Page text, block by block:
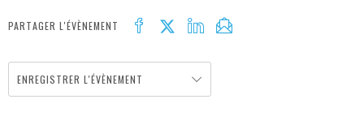
PARTAGER L'ÉVÈNEMENT
ENREGISTRER L'ÉVÈNEMENT